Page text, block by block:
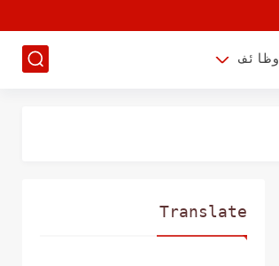
وظائف
Translate